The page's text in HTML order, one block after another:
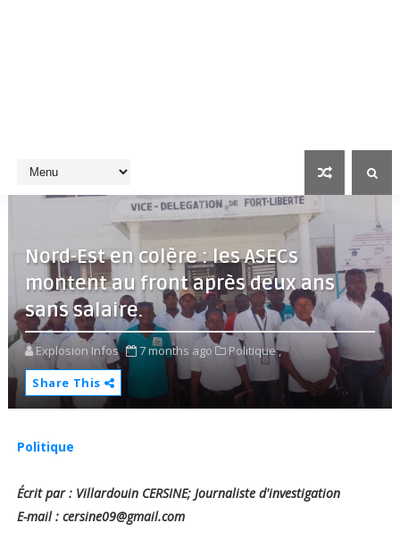
Nord-Est en colère : les ASECs
montent au front après deux ans
sans salaire.
Explosion Infos 7 months ago
Politique ,
Share This
Politique
Écrit par : Villardouin CERSINE; Journaliste d'investigation
E-mail : cersine09@gmail.com